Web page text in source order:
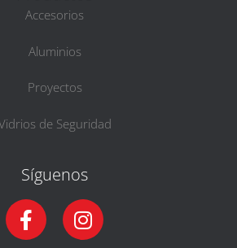
Accesorios
Aluminios
Proyectos
de Seguridad
Síguenos